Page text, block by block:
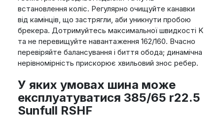
встановлення коліс. Регулярно очищуйте канавки
від камінців, що застрягли, аби уникнути пробою
брекера. Дотримуйтесь максимальної швидкості K
та не перевищуйте навантаження 162/160. Вчасно
перевіряйте балансування і биття обода; динамічна
нерівномірність прискорює хвильовий знос ребер.
У яких умовах шина може
експлуатуватися 385/65 r22.5
Sunfull RSHF